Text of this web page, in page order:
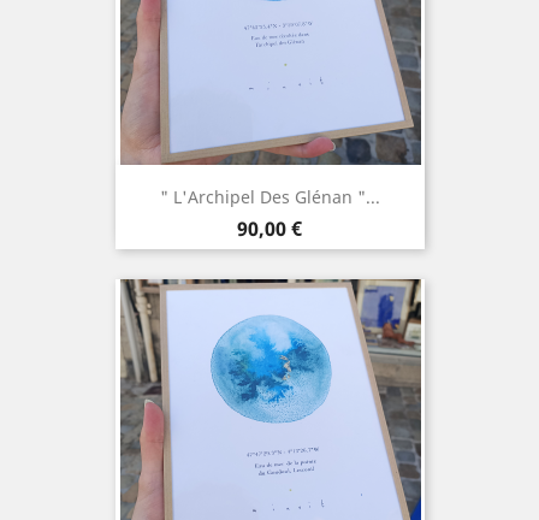
" L'Archipel Des Glénan "...
Prix
90,00 €